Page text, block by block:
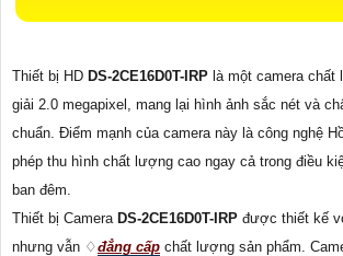
Thiết bị HD DS-2CE16D0T-IRP là một camera
giải 2.0 megapixel, mang lại hình ảnh sắc nét và
chuẩn. Điểm mạnh của camera này là công nghệ
phép thu hình chất lượng cao ngay cả trong điều
ban đêm.
Thiết bị Camera DS-2CE16D0T-IRP được thiết kế
nhưng vẫn ♢đẳng cấp chất lượng sản phẩm.